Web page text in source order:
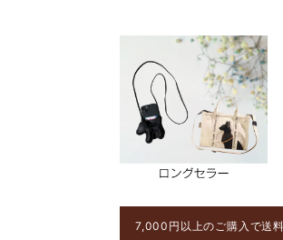
7,000円以上のご購入で送